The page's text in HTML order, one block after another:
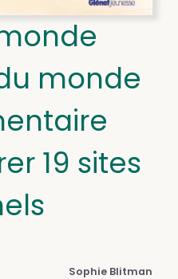
monde
19 sites
Sophie Blitman